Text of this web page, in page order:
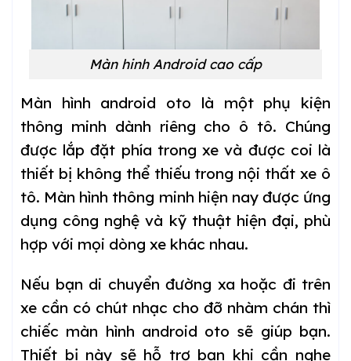
Màn hinh Android cao cấp
Màn hình android oto là một phụ kiện
thông minh dành riêng cho ô tô. Chúng
được lắp đặt phía trong xe và được coi là
thiết bị không thể thiếu trong nội thất xe ô
tô. Màn hình thông minh hiện nay được ứng
dụng công nghệ và kỹ thuật hiện đại, phù
hợp với mọi dòng xe khác nhau.
Nếu bạn di chuyển đường xa hoặc đi trên
xe cần có chút nhạc cho đỡ nhàm chán thì
chiếc màn hình android oto sẽ giúp bạn.
Thiết bị này sẽ hỗ trợ bạn khi cần nghe